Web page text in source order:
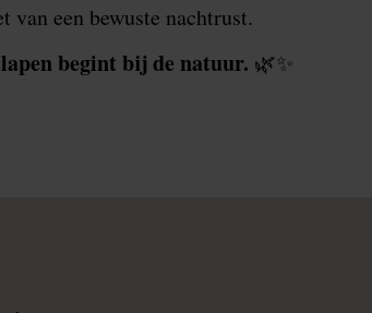
een bewuste nachtrust.
begint bij de natuur. 🌿✨